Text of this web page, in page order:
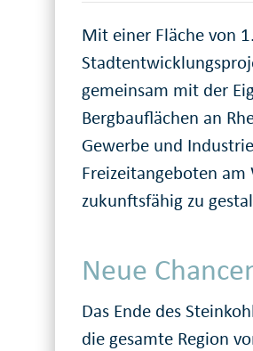
Mit einer Fläche von
gemeinsam mit der
Bergbauflächen an
Gewerbe und
Freizeitangeboten
zukunftsfähig zu
Neue
Das Ende des
die gesamte Region